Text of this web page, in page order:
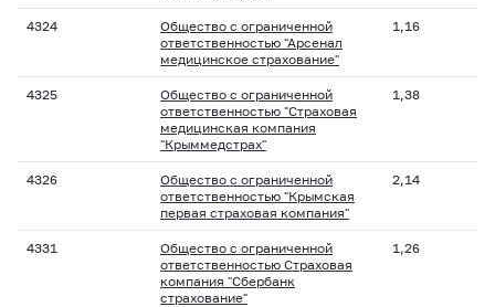
4324
Общество с ограниченной
ответственностью "Арсенал
медицинское страхование"
1,16
4325
Общество с ограниченной
ответственностью "Страховая
медицинская компания
"Крыммедстрах"
1,38
4326
Общество с ограниченной
ответственностью "Крымская
первая страховая компания"
2,14
4331
Общество с ограниченной
ответственностью Страховая
компания "Сбербанк
страхование"
1,26